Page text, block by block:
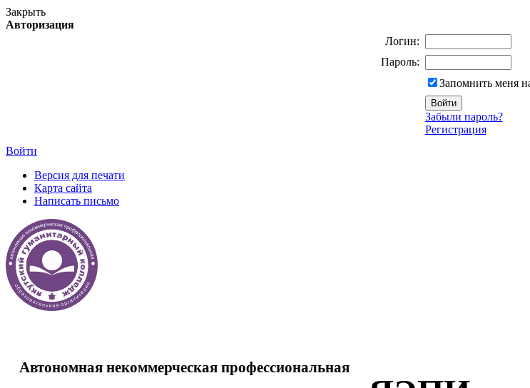
Закрыть
Авторизация
Логин:
Пароль:
Запомнить меня
Забыли пароль?
Регистрация
Войти
Версия для печати
Карта сайта
Написать письмо
Автономная некоммерческая профессиональная